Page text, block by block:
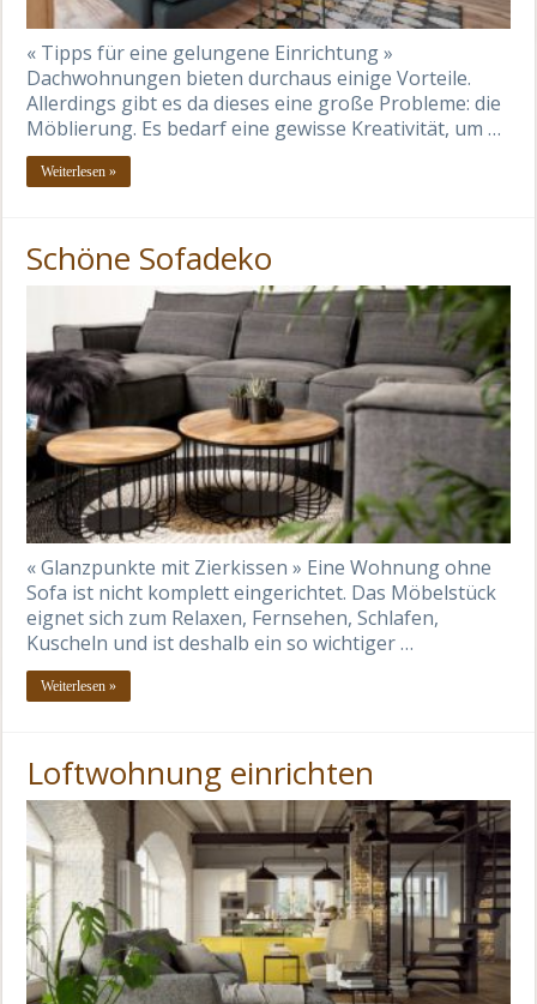
« Tipps für eine gelungene Einrichtung »
Dachwohnungen bieten durchaus einige Vorteile.
Allerdings gibt es da dieses eine große Probleme: die
Möblierung. Es bedarf eine gewisse Kreativität, um …
Weiterlesen »
Schöne Sofadeko
« Glanzpunkte mit Zierkissen » Eine Wohnung ohne
Sofa ist nicht komplett eingerichtet. Das Möbelstück
eignet sich zum Relaxen, Fernsehen, Schlafen,
Kuscheln und ist deshalb ein so wichtiger …
Weiterlesen »
Loftwohnung einrichten